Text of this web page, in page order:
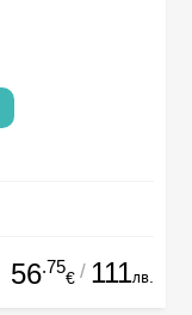
56.75
€ / 111лв.